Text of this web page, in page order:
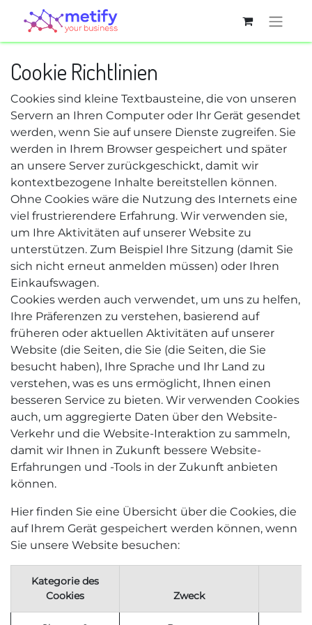
Cookie Richtlinien
Cookies sind kleine Textbausteine, die von unseren
Servern an Ihren Computer oder Ihr Gerät gesendet
werden, wenn Sie auf unsere Dienste zugreifen. Sie
werden in Ihrem Browser gespeichert und später
an unsere Server zurückgeschickt, damit wir
kontextbezogene Inhalte bereitstellen können.
Ohne Cookies wäre die Nutzung des Internets eine
viel frustrierendere Erfahrung. Wir verwenden sie,
um Ihre Aktivitäten auf unserer Website zu
unterstützen. Zum Beispiel Ihre Sitzung (damit Sie
sich nicht erneut anmelden müssen) oder Ihren
Einkaufswagen.
Cookies werden auch verwendet, um uns zu helfen,
Ihre Präferenzen zu verstehen, basierend auf
früheren oder aktuellen Aktivitäten auf unserer
Website (die Seiten, die Sie (die Seiten, die Sie
besucht haben), Ihre Sprache und Ihr Land zu
verstehen, was es uns ermöglicht, Ihnen einen
besseren Service zu bieten. Wir verwenden Cookies
auch, um aggregierte Daten über den Website-
Verkehr und die Website-Interaktion zu sammeln,
damit wir Ihnen in Zukunft bessere Website-
Erfahrungen und -Tools in der Zukunft anbieten
können.
Hier finden Sie eine Übersicht über die Cookies, die
auf Ihrem Gerät gespeichert werden können, wenn
Sie unsere Website besuchen:
Kategorie des
Cookies
Zweck